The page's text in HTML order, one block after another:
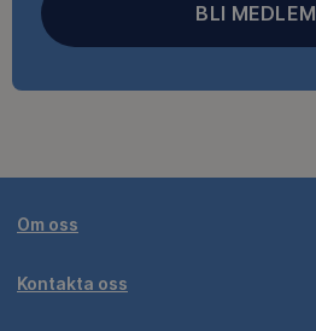
BLI MEDLEM
Om oss
Kontakta oss